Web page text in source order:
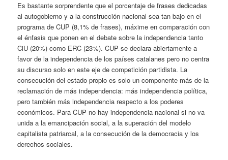
Es bastante sorprendente que el porcentaje de frases dedicadas
al autogobierno y a la construcción nacional sea tan bajo en el
programa de CUP (8,1% de frases), máxime en comparación con
el énfasis que ponen en el debate sobre la independencia tanto
CiU (20%) como ERC (23%). CUP se declara abiertamente a
favor de la independencia de los países catalanes pero no centra
su discurso solo en este eje de competición partidista. La
consecución del estado propio es solo un componente más de la
reclamación de más independencia: más independencia política,
pero también más independencia respecto a los poderes
económicos. Para CUP no hay independencia nacional si no va
unida a la emancipación social, a la superación del modelo
capitalista patriarcal, a la consecución de la democracia y los
derechos sociales.